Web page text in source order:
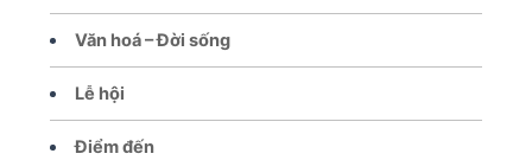
Văn hoá – Đời sống
Lễ hội
Điểm đến